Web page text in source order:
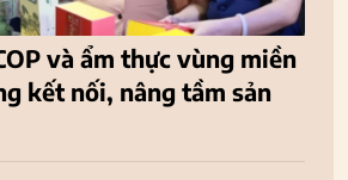
và ẩm thực vùng miền
kết nối, nâng tầm sản